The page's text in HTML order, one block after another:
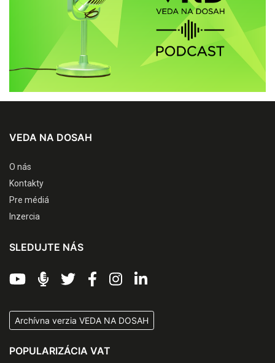
VEDA NA DOSAH
O nás
Kontakty
Pre médiá
Inzercia
SLEDUJTE NÁS
Archívna verzia VEDA NA DOSAH
POPULARIZÁCIA VAT